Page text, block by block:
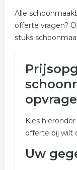
Alle
offerte vragen?
stuks
in
Onderstaand
omgeving van
aanvraag.
Meer informatie
Beverwijk kunt
Kies
offerte bij wilt
Uw